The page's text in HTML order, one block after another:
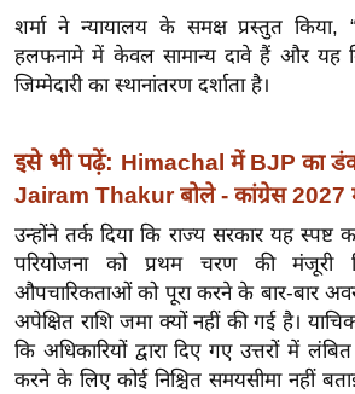
त्य
ज
ग
ऑ
टो
व
र्ल्ड
न्यू
ज
ब्री
फ
शर्मा ने न्यायालय के समक्ष प्रस्तुत किया,
हलफनामे में केवल सामान्य दावे हैं और यह
जिम्मेदारी का स्थानांतरण दर्शाता है।
इसे भी पढ़ें: Himachal में BJP का
Jairam Thakur बोले - कांग्रेस
उन्होंने तर्क दिया कि राज्य सरकार यह
परियोजना को प्रथम चरण की
औपचारिकताओं को पूरा करने के बार-बार
अपेक्षित राशि जमा क्यों नहीं की गई है।
कि अधिकारियों द्वारा दिए गए उत्तरों में
करने के लिए कोई निश्चित समयसीमा नहीं